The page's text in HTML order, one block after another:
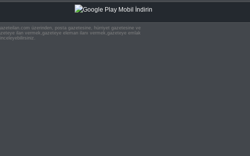
üzerinden, posta gazetesine, hürriyet gazetesine ve
ilan vermek,gazeteye eleman ilanı vermek,gazeteye emlak